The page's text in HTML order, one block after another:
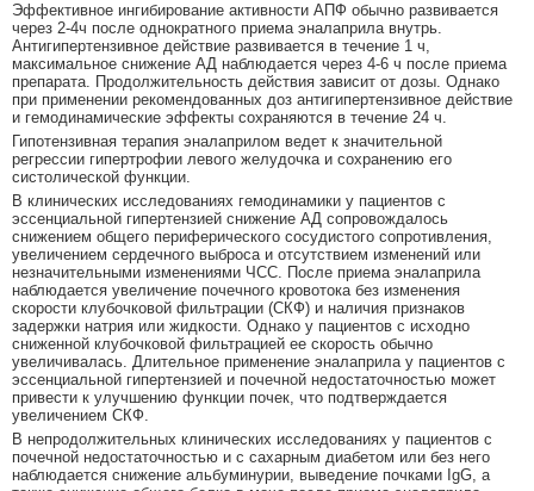
Эффективное ингибирование активности АПФ обычно развивается
через 2-4ч после однократного приема эналаприла внутрь.
Антигипертензивное действие развивается в течение 1 ч,
максимальное снижение АД наблюдается через 4-6 ч после приема
препарата. Продолжительность действия зависит от дозы. Однако
при применении рекомендованных доз антигипертензивное действие
и гемодинамические эффекты сохраняются в течение 24 ч.
Гипотензивная терапия эналаприлом ведет к значительной
регрессии гипертрофии левого желудочка и сохранению его
систолической функции.
В клинических исследованиях гемодинамики у пациентов с
эссенциальной гипертензией снижение АД сопровождалось
снижением общего периферического сосудистого сопротивления,
увеличением сердечного выброса и отсутствием изменений или
незначительными изменениями ЧСС. После приема эналаприла
наблюдается увеличение почечного кровотока без изменения
скорости клубочковой фильтрации (СКФ) и наличия признаков
задержки натрия или жидкости. Однако у пациентов с исходно
сниженной клубочковой фильтрацией ее скорость обычно
увеличивалась. Длительное применение эналаприла у пациентов с
эссенциальной гипертензией и почечной недостаточностью может
привести к улучшению функции почек, что подтверждается
увеличением СКФ.
В непродолжительных клинических исследованиях у пациентов с
почечной недостаточностью и с сахарным диабетом или без него
наблюдается снижение альбуминурии, выведение почками IgG, а